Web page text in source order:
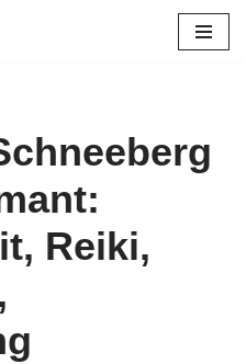
Reiki,